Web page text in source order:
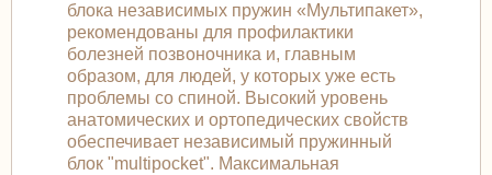
блока независимых пружин «Мультипакет»,
рекомендованы для профилактики
болезней позвоночника и, главным
образом, для людей, у которых уже есть
проблемы со спиной. Высокий уровень
анатомических и ортопедических свойств
обеспечивает независимый пружинный
блок "multipocket". Максимальная